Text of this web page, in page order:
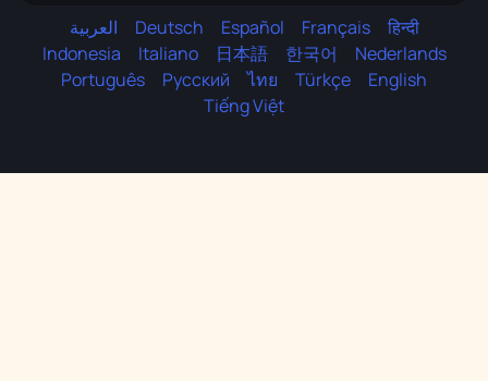
العربية Deutsch Español Français
हिन्दी
Indonesia
Italiano 日本語 한국어
Nederlands
Português
Русский ไทย Türkçe
English
Tiếng Việt